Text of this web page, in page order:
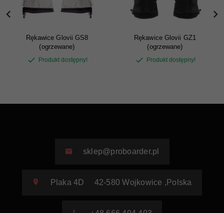
Rękawice Glovii GS8
(ogrzewane)
Produkt dostępny!
Rękawice Glovii GZ1
(ogrzewane)
Produkt dostępny!
sklep@proboarder.pl
Plaka 4D 42-580 Wojkowice , Polska